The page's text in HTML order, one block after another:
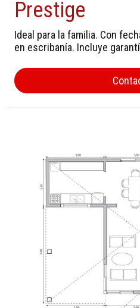
Prestige
Ideal para la familia. Con
en escribanía. Incluye